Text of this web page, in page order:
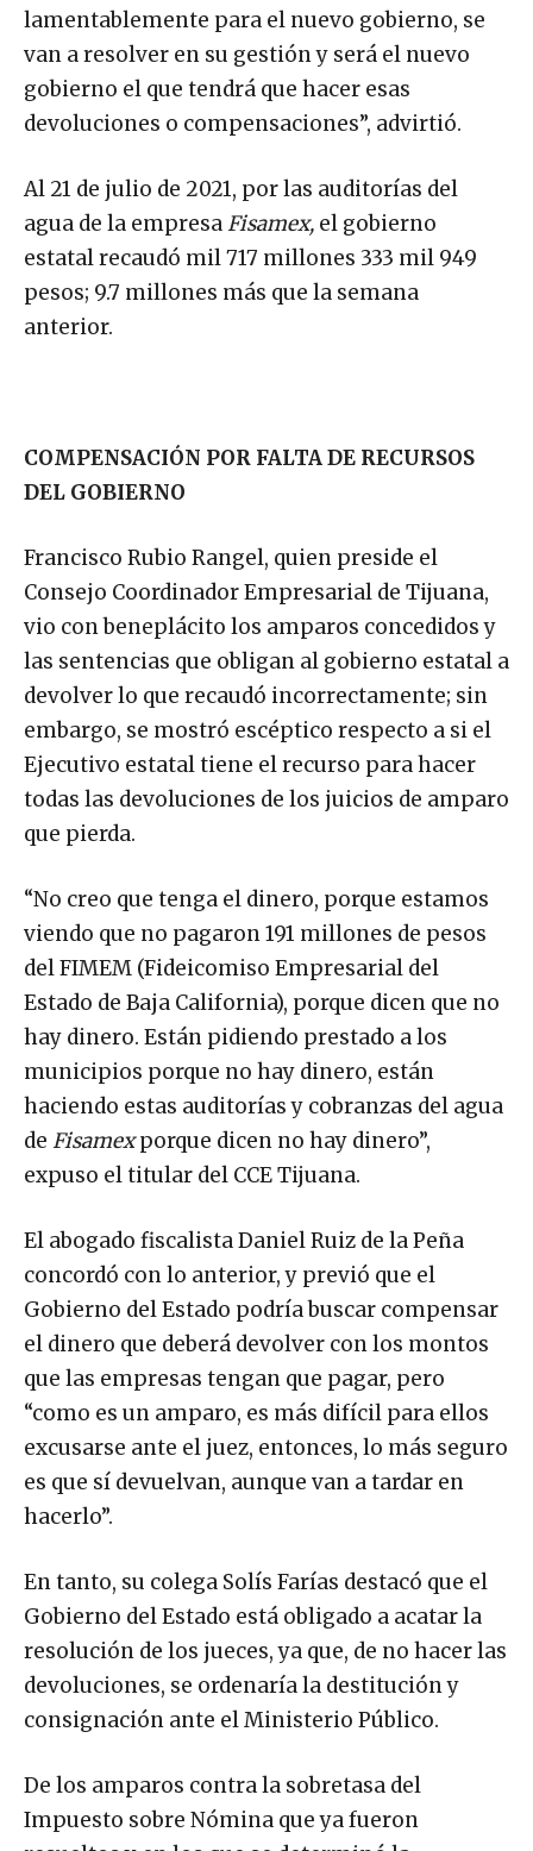
lamentablemente para el nuevo gobierno, se
van a resolver en su gestión y será el nuevo
gobierno el que tendrá que hacer esas
devoluciones o compensaciones”, advirtió.
Al 21 de julio de 2021, por las auditorías del
agua de la empresaFisamex, el gobierno
estatal recaudó mil 717 millones 333 mil 949
pesos; 9.7 millones más que la semana
anterior.
COMPENSACIÓN POR FALTA DE RECURSOS
DEL GOBIERNO
Francisco Rubio Rangel, quien preside el
Consejo Coordinador Empresarial de Tijuana,
vio con beneplácito los amparos concedidos y
las sentencias que obligan al gobierno estatal a
devolver lo que recaudó incorrectamente; sin
embargo, se mostró escéptico respecto a si el
Ejecutivo estatal tiene el recurso para hacer
todas las devoluciones de los juicios de amparo
que pierda.
“No creo que tenga el dinero, porque estamos
viendo que no pagaron 191 millones de pesos
del FIMEM (Fideicomiso Empresarial del
Estado de Baja California), porque dicen que no
hay dinero. Están pidiendo prestado a los
municipios porque no hay dinero, están
haciendo estas auditorías y cobranzas del agua
de Fisamexporque dicen no hay dinero”,
expuso el titular del CCE Tijuana.
El abogado fiscalista Daniel Ruiz de la Peña
concordó con lo anterior, y previó que el
Gobierno del Estado podría buscar compensar
el dinero que deberá devolver con los montos
que las empresas tengan que pagar, pero
“como es un amparo, es más difícil para ellos
excusarse ante el juez, entonces, lo más seguro
es que sí devuelvan, aunque van a tardar en
hacerlo”.
En tanto, su colega Solís Farías destacó que el
Gobierno del Estado está obligado a acatar la
resolución de los jueces, ya que, de no hacer las
devoluciones, se ordenaría la destitución y
consignación ante el Ministerio Público.
De los amparos contra la sobretasa del
Impuesto sobre Nómina que ya fueron